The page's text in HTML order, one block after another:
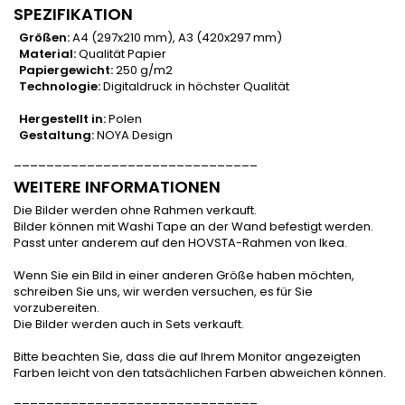
SPEZIFIKATION
Größen:A4 (297x210 mm), A3 (420x297 mm)
Material:Qualität Papier
Papiergewicht:250 g/m2
Technologie:Digitaldruck in höchster Qualität
Hergestellt in:Polen
Gestaltung:NOYA Design
WEITERE INFORMATIONEN
Die Bilder werden ohne Rahmen verkauft.
Bilder können mit Washi Tape an der Wand befestigt werden.
Passt unter anderem auf den HOVSTA-Rahmen von Ikea.
Wenn Sie ein Bild in einer anderen Größe haben möchten,
schreiben Sie uns, wir werden versuchen, es für Sie
vorzubereiten.
Die Bilder werden auch in Sets verkauft.
Bitte beachten Sie, dass die auf Ihrem Monitor angezeigten
Farben leicht von den tatsächlichen Farben abweichen können.